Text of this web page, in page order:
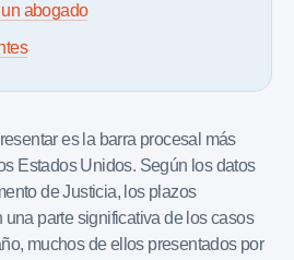
abogado
es la barra procesal más
Estados Unidos. Según los datos
de Justicia, los plazos
parte significativa de los casos
muchos de ellos presentados por